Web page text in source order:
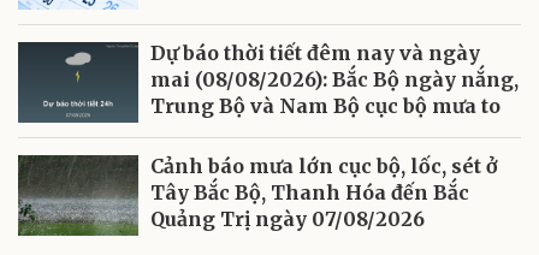
Dự báo thời tiết đêm nay và ngày
mai (08/08/2026): Bắc Bộ ngày nắng,
Trung Bộ và Nam Bộ cục bộ mưa to
Cảnh báo mưa lớn cục bộ, lốc, sét ở
Tây Bắc Bộ, Thanh Hóa đến Bắc
Quảng Trị ngày 07/08/2026